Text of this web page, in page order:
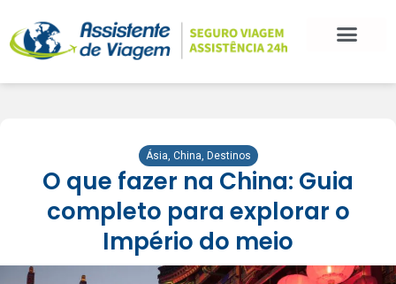
Ásia, China, Destinos
O que fazer na China: Guia
completo para explorar o
Império do meio